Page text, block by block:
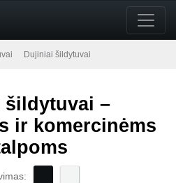
Dujiniai šildytuvai
šildytuvai –
ir komercinėms